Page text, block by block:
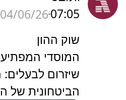
07:05
04/06/26
שוק ההון
המוסדי
שיזרום
הביטחונית של